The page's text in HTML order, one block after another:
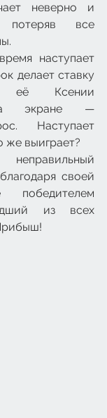
неверно и
потеряв все
наступает
делает ставку
её Ксении
На экране —
Наступает
же выиграет?
своей
победителем
из всех